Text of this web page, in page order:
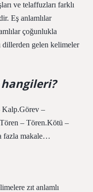
ve telaffuzları farklı
Eş anlamlılar
çoğunlukla
gelen kelimeler
Kalp.Görev –
– Tören.Kötü –
fazla makale…
zıt anlamlı